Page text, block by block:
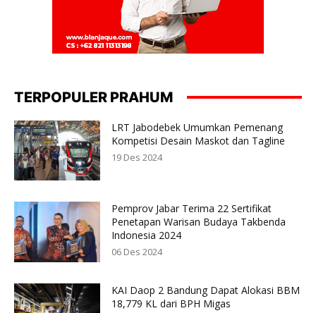
TERPOPULER PRAHUM
LRT Jabodebek Umumkan Pemenang
Kompetisi Desain Maskot dan Tagline
19 Des 2024
Pemprov Jabar Terima 22 Sertifikat
Penetapan Warisan Budaya Takbenda
Indonesia 2024
06 Des 2024
KAI Daop 2 Bandung Dapat Alokasi BBM
18,779 KL dari BPH Migas